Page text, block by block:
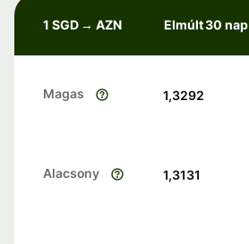
1 SGD → AZN Elmúlt 30 nap
Magas 1,3292
Alacsony 1,3131